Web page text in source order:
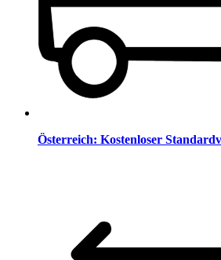
Österreich: Kostenloser